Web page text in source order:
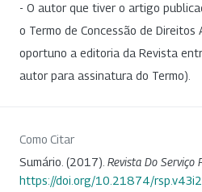
- O autor que tiver o artigo
o Termo de Concessão de Direitos
oportuno a editoria da Revista
autor para assinatura do Termo).
Como Citar
Sumário. (2017). Revista Do Serviço
https://doi.org/10.21874/